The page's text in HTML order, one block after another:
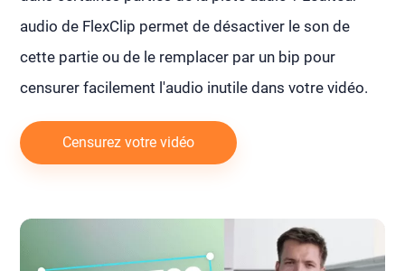
audio de FlexClip permet de désactiver le son de
cette partie ou de le remplacer par un bip pour
censurer facilement l'audio inutile dans votre vidéo.
Censurez votre vidéo